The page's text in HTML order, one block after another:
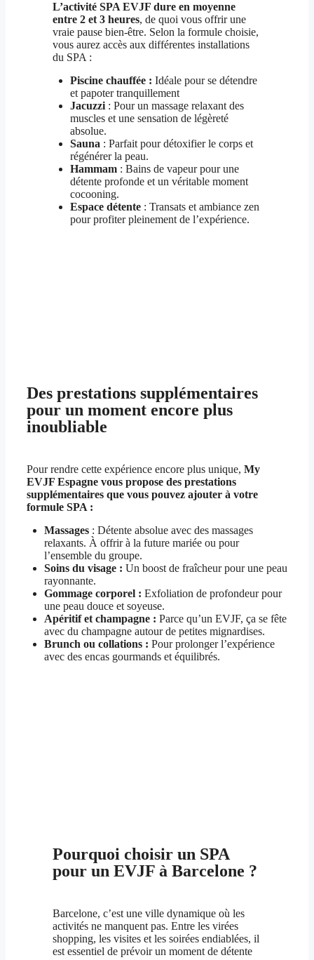
L’activité SPA EVJF dure en moyenne
entre 2 et 3 heures, de quoi vous offrir une
vraie pause bien-être. Selon la formule choisie,
vous aurez accès aux différentes installations
du SPA :
Piscine chauffée : Idéale pour se détendre
et papoter tranquillement
Jacuzzi : Pour un massage relaxant des
muscles et une sensation de légèreté
absolue.
Sauna : Parfait pour détoxifier le corps et
régénérer la peau.
Hammam : Bains de vapeur pour une
détente profonde et un véritable moment
cocooning.
Espace détente : Transats et ambiance zen
pour profiter pleinement de l’expérience.
Des prestations supplémentaires
pour un moment encore plus
inoubliable
Pour rendre cette expérience encore plus unique, My
EVJF Espagne vous propose des prestations
supplémentaires que vous pouvez ajouter à votre
formule SPA :
Massages : Détente absolue avec des massages
relaxants. À offrir à la future mariée ou pour
l’ensemble du groupe.
Soins du visage : Un boost de fraîcheur pour une peau
rayonnante.
Gommage corporel : Exfoliation de profondeur pour
une peau douce et soyeuse.
Apéritif et champagne : Parce qu’un EVJF, ça se fête
avec du champagne autour de petites mignardises.
Brunch ou collations : Pour prolonger l’expérience
avec des encas gourmands et équilibrés.
Pourquoi choisir un SPA
pour un EVJF à Barcelone ?
Barcelone, c’est une ville dynamique où les
activités ne manquent pas. Entre les virées
shopping, les visites et les soirées endiablées, il
est essentiel de prévoir un moment de détente